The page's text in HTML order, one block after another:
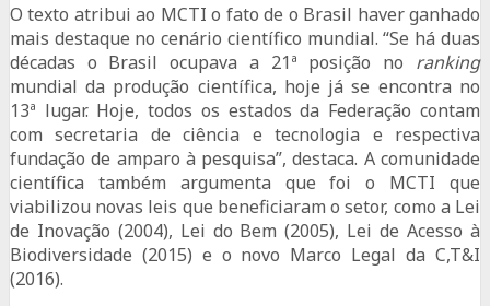
O texto atribui ao MCTI o fato de o Brasil haver ganhado
mais destaque no cenário científico mundial. “Se há duas
décadas o Brasil ocupava a 21ª posição no ranking
mundial da produção científica, hoje já se encontra no
13ª lugar. Hoje, todos os estados da Federação contam
com secretaria de ciência e tecnologia e respectiva
fundação de amparo à pesquisa”, destaca. A comunidade
científica também argumenta que foi o MCTI que
viabilizou novas leis que beneficiaram o setor, como a Lei
de Inovação (2004), Lei do Bem (2005), Lei de Acesso à
Biodiversidade (2015) e o novo Marco Legal da C,T&I
(2016).